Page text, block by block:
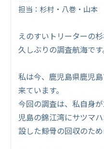
担当：杉村・八巻・山本
えのすいトリーターの杉
久しぶりの調査航海です
私は今、鹿児島県鹿児
来ています。
今回の調査は、私自身
児島の錦江湾にサツマ
設した鯨骨の回収のため